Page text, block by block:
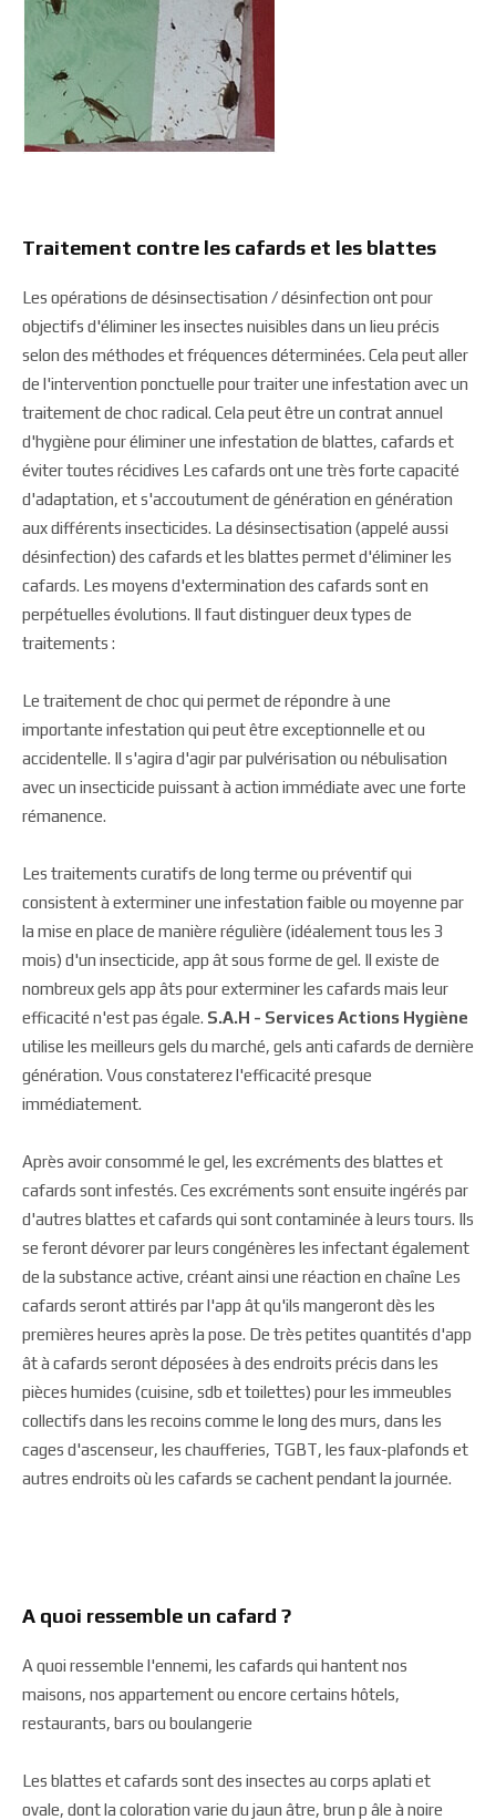
Traitement contre les cafards et les blattes
Les opérations de désinsectisation / désinfection ont pour
objectifs d'éliminer les insectes nuisibles dans un lieu précis
selon des méthodes et fréquences déterminées. Cela peut aller
de l'intervention ponctuelle pour traiter une infestation avec un
traitement de choc radical. Cela peut être un contrat annuel
d'hygiène pour éliminer une infestation de blattes, cafards et
éviter toutes récidives Les cafards ont une très forte capacité
d'adaptation, et s'accoutument de génération en génération
aux différents insecticides. La désinsectisation (appelé aussi
désinfection) des cafards et les blattes permet d'éliminer les
cafards. Les moyens d'extermination des cafards sont en
perpétuelles évolutions. Il faut distinguer deux types de
traitements :
Le traitement de choc qui permet de répondre à une
importante infestation qui peut être exceptionnelle et ou
accidentelle. Il s'agira d'agir par pulvérisation ou nébulisation
avec un insecticide puissant à action immédiate avec une forte
rémanence.
Les traitements curatifs de long terme ou préventif qui
consistent à exterminer une infestation faible ou moyenne par
la mise en place de manière régulière (idéalement tous les 3
mois) d'un insecticide, app ât sous forme de gel. Il existe de
nombreux gels app âts pour exterminer les cafards mais leur
efficacité n'est pas égale. S.A.H - Services Actions Hygiène
utilise les meilleurs gels du marché, gels anti cafards de dernière
génération. Vous constaterez l'efficacité presque
immédiatement.
Après avoir consommé le gel, les excréments des blattes et
cafards sont infestés. Ces excréments sont ensuite ingérés par
d'autres blattes et cafards qui sont contaminée à leurs tours. Ils
se feront dévorer par leurs congénères les infectant également
de la substance active, créant ainsi une réaction en chaîne Les
cafards seront attirés par l'app ât qu'ils mangeront dès les
premières heures après la pose. De très petites quantités d'app
ât à cafards seront déposées à des endroits précis dans les
pièces humides (cuisine, sdb et toilettes) pour les immeubles
collectifs dans les recoins comme le long des murs, dans les
cages d'ascenseur, les chaufferies, TGBT, les faux-plafonds et
autres endroits où les cafards se cachent pendant la journée.
A quoi ressemble un cafard ?
A quoi ressemble l'ennemi, les cafards qui hantent nos
maisons, nos appartement ou encore certains hôtels,
restaurants, bars ou boulangerie
Les blattes et cafards sont des insectes au corps aplati et
ovale, dont la coloration varie du jaun âtre, brun p âle à noire